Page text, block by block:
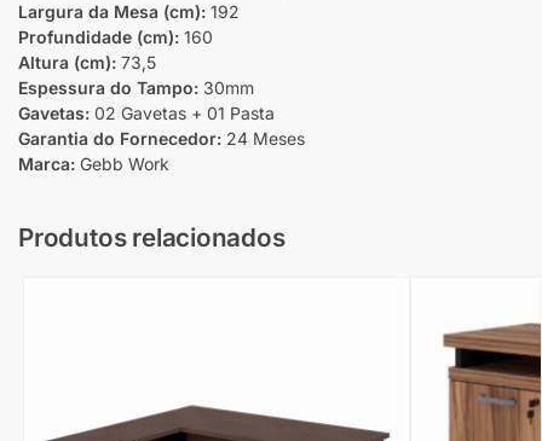
Largura da Mesa (cm): 192
Profundidade (cm): 160
Altura (cm): 73,5
Espessura do Tampo: 30mm
Gavetas: 02 Gavetas + 01 Pasta
Garantia do Fornecedor: 24 Meses
Marca: Gebb Work
Produtos relacionados